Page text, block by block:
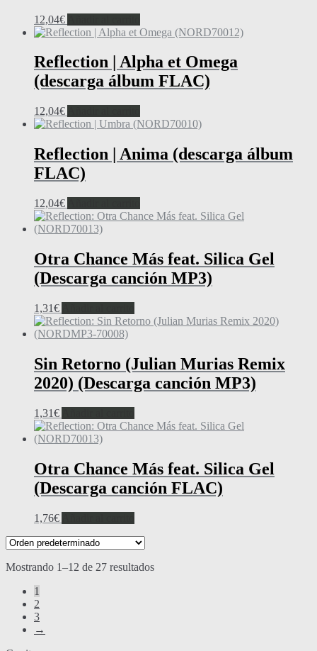
12,04€
Reflection | Alpha et Omega
(descarga álbum FLAC)
12,04€
Reflection | Anima (descarga álbum
FLAC)
12,04€
Otra Chance Más feat. Silica Gel
(Descarga canción MP3)
1,31€
Sin Retorno (Julian Murias Remix
2020) (Descarga canción MP3)
1,31€
Otra Chance Más feat. Silica Gel
(Descarga canción FLAC)
1,76€
Mostrando 1–12 de 27 resultados
1
2
3
→